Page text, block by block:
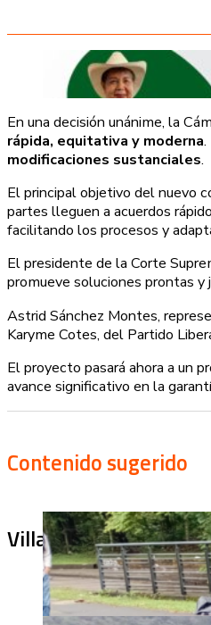
En una decisión unánime, la
rápida, equitativa y moderna.
modificaciones sustanciales.
El principal objetivo del nuevo
partes lleguen a acuerdos
facilitando los procesos y
El presidente de la Corte
promueve soluciones prontas
Astrid Sánchez Montes,
Karyme Cotes, del Partido
El proyecto pasará ahora a un
avance significativo en la
Contenido sugerido
Villa Julia no puede